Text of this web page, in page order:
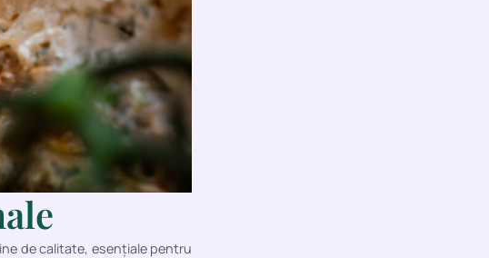
de calitate, esențiale pentru